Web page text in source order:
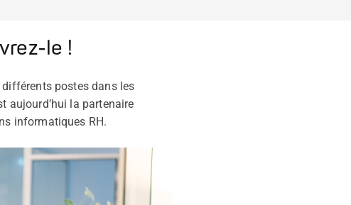
le !
différents postes dans les
aujourd’hui la partenaire
informatiques RH.